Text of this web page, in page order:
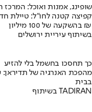
שופינג, אמנות ואוכל:
קפיצה קטנה לחו"ל: טיילת
בהשקעה של 100 מיליון ₪
בשיתוף עיריית ירושלים
כך תחסכו בחשמל בלי להזיע
מהפכת האנרגיה של תדיראן:
בבית
בשיתוף TADIRAN